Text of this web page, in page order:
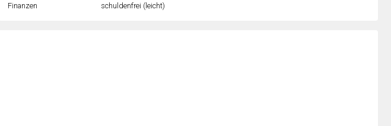
Finanzen
schuldenfrei (leicht)